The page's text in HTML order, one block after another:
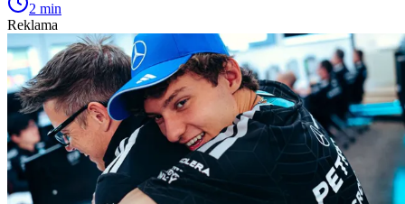
2 min
Reklama